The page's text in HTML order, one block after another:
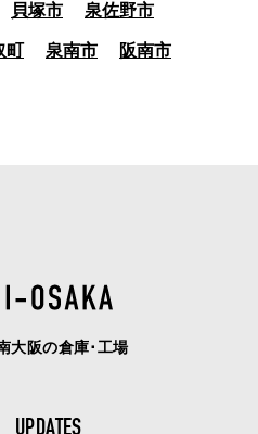
貝塚市 泉佐野市
町 泉南市 阪南市
大阪の倉庫･工場